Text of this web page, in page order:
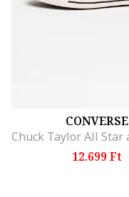
CONVERSE
12.699 Ft